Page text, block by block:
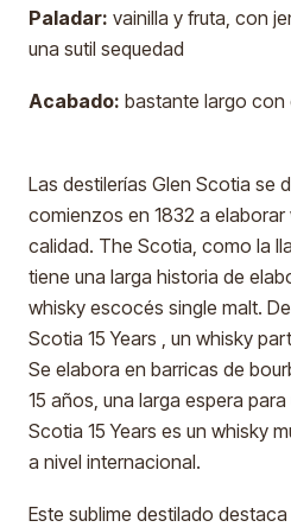
Paladar: vainilla y fruta, con
una sutil sequedad
Acabado: bastante largo con
Las destilerías Glen Scotia se
comienzos en 1832 a
calidad. The Scotia, como la
tiene una larga historia de
whisky escocés single malt.
Scotia 15 Years , un whisky
Se elabora en barricas de
15 años, una larga espera
Scotia 15 Years es un whisky
a nivel internacional.
Este sublime destilado